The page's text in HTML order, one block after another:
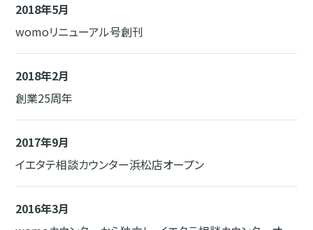
2018年5月
womoリニューアル号創刊
2018年2月
創業25周年
2017年9月
イエタテ相談カウンター浜松店オープン
2016年3月